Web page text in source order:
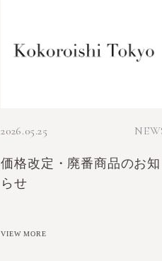
2026.05.25
価格改定・廃番商品のお知
らせ
VIEW MORE